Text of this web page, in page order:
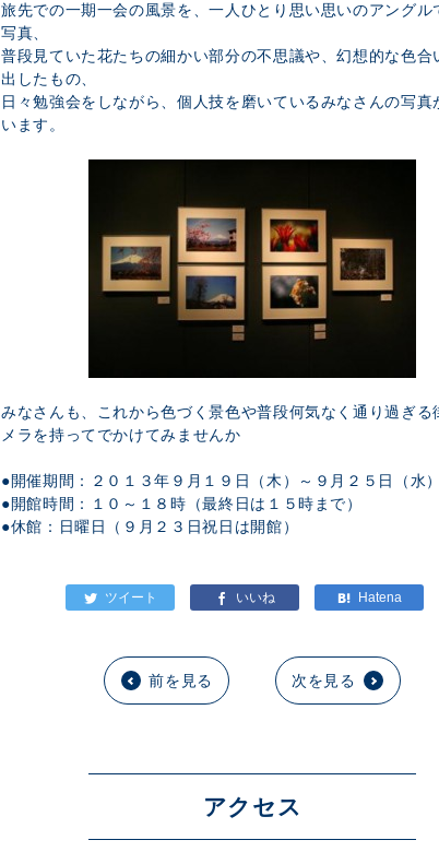
旅先での一期一会の風景を、一人ひとり思い思いのアングル
写真、
普段見ていた花たちの細かい部分の不思議や、幻想的な色合
出したもの、
日々勉強会をしながら、個人技を磨いているみなさんの写真
います。
みなさんも、これから色づく景色や普段何気なく通り過ぎる
メラを持ってでかけてみませんか
●開催期間：２０１３年９月１９日（木）～９月２５日（水）
●開館時間：１０～１８時（最終日は１５時まで）
●休館：日曜日（９月２３日祝日は開館）
前を見る 次を見る
アクセス